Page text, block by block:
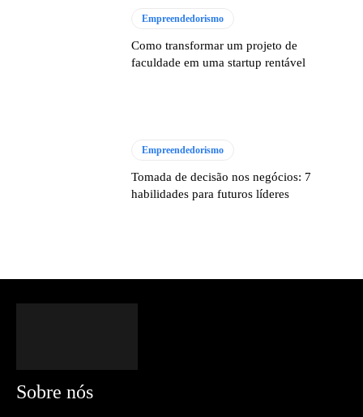
Empreendedorismo
Como transformar um projeto de
faculdade em uma startup rentável
Empreendedorismo
Tomada de decisão nos negócios: 7
habilidades para futuros líderes
Sobre nós